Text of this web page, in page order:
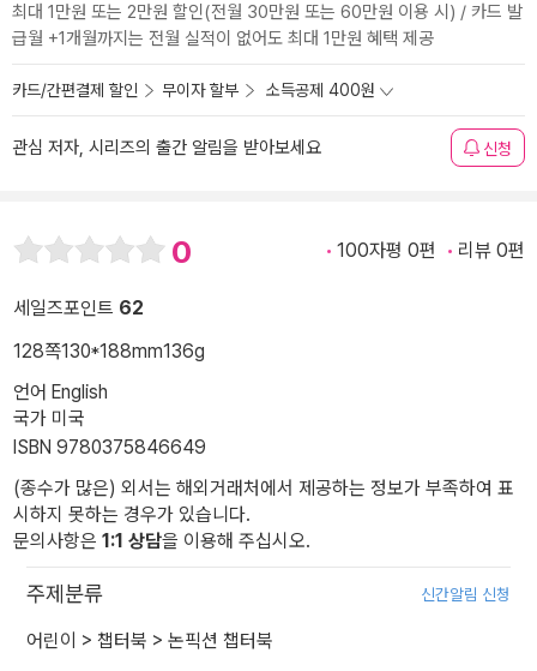
최대 1만원 또는 2만원 할인(전월 30만원 또는 60만원 이용 시) / 카드 발
급월 +1개월까지는 전월 실적이 없어도 최대 1만원 혜택 제공
카드/간편결제 할인 무이자 할부 소득공제 400원
관심 저자, 시리즈의 출간 알림을 받아보세요 신청
0 100자평 0편 리뷰 0편
세일즈포인트 62
128쪽130*188mm136g
언어 English
국가 미국
ISBN 9780375846649
(종수가 많은) 외서는 해외거래처에서 제공하는 정보가 부족하여 표
시하지 못하는 경우가 있습니다.
문의사항은 1:1 상담을 이용해 주십시오.
주제분류 신간알림 신청
어린이 > 챕터북 > 논픽션 챕터북